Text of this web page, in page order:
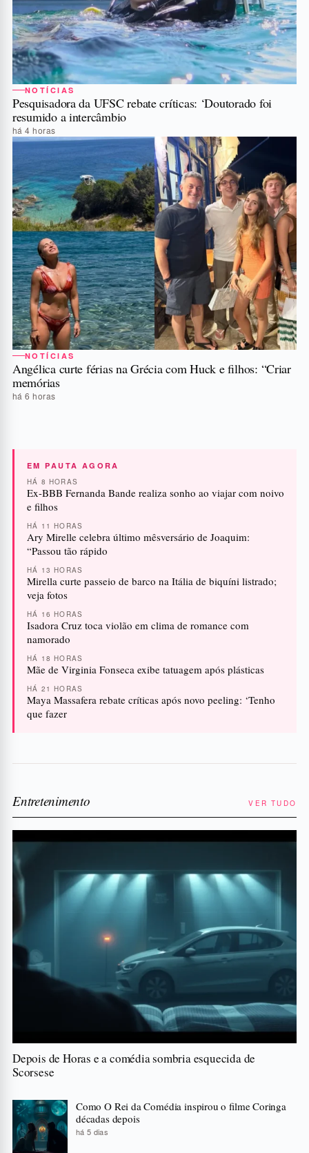
NOTÍCIAS
Pesquisadora da UFSC rebate críticas: ‘Doutorado foi
resumido a intercâmbio
há 4 horas
NOTÍCIAS
Angélica curte férias na Grécia com Huck e filhos: “Criar
memórias
há 6 horas
EM PAUTA AGORA
HÁ 8 HORAS
Ex-BBB Fernanda Bande realiza sonho ao viajar com noivo
e filhos
HÁ 11 HORAS
Ary Mirelle celebra último mêsversário de Joaquim:
“Passou tão rápido
HÁ 13 HORAS
Mirella curte passeio de barco na Itália de biquíni listrado;
veja fotos
HÁ 16 HORAS
Isadora Cruz toca violão em clima de romance com
namorado
HÁ 18 HORAS
Mãe de Virginia Fonseca exibe tatuagem após plásticas
HÁ 21 HORAS
Maya Massafera rebate críticas após novo peeling: ‘Tenho
que fazer
Entretenimento VER TUDO
Depois de Horas e a comédia sombria esquecida de
Scorsese
Como O Rei da Comédia inspirou o filme Coringa
décadas depois
há 5 dias